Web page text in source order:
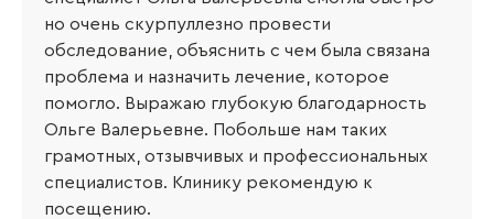
но очень скурпуллезно провести
обследование, объяснить с чем была связана
проблема и назначить лечение, которое
помогло. Выражаю глубокую благодарность
Ольге Валерьевне. Побольше нам таких
грамотных, отзывчивых и профессиональных
специалистов. Клинику рекомендую к
посещению.